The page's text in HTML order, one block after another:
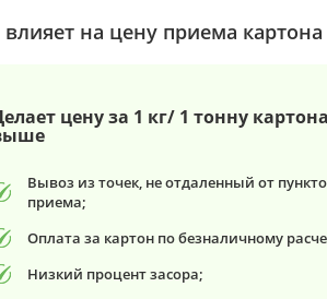
влияет на цену приема
цену за 1 кг/ 1 тонну картона
Вывоз из точек, не отдаленный от
приема;
Оплата за картон по безналичному
Низкий процент засора;